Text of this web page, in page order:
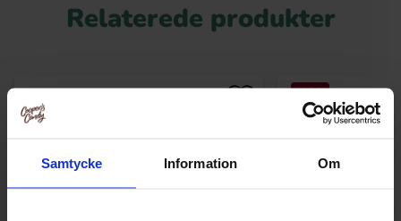
Samtycke Information Om
Relaterede produkter
-48%